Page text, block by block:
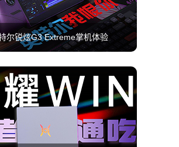
尔锐炫G3 Extreme掌机体验